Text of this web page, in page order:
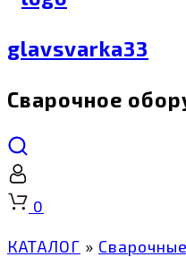
glavsvarka33
Сварочное
Корзина
0
КАТАЛОГ »